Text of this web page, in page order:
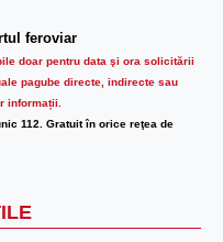
feroviar
doar pentru data şi ora solicitării
pagube directe, indirecte sau
informații.
112. Gratuit în orice reţea de